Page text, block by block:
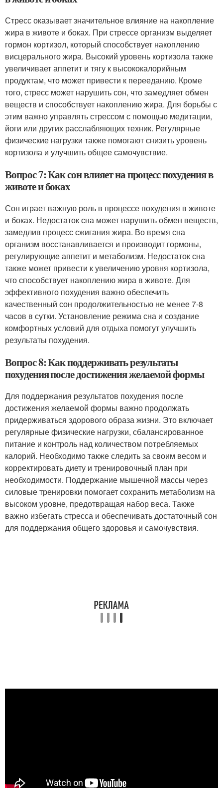
Стресс оказывает значительное влияние на накопление
жира в животе и боках. При стрессе организм выделяет
гормон кортизол, который способствует накоплению
висцерального жира. Высокий уровень кортизола также
увеличивает аппетит и тягу к высококалорийным
продуктам, что может привести к перееданию. Кроме
того, стресс может нарушить сон, что замедляет обмен
веществ и способствует накоплению жира. Для борьбы с
этим важно управлять стрессом с помощью медитации,
йоги или других расслабляющих техник. Регулярные
физические нагрузки также помогают снизить уровень
кортизола и улучшить общее самочувствие.
Вопрос 7: Как сон влияет на процесс похудения в
животе и боках
Сон играет важную роль в процессе похудения в животе
и боках. Недостаток сна может нарушить обмен веществ,
замедлив процесс сжигания жира. Во время сна
организм восстанавливается и производит гормоны,
регулирующие аппетит и метаболизм. Недостаток сна
также может привести к увеличению уровня кортизола,
что способствует накоплению жира в животе. Для
эффективного похудения важно обеспечить
качественный сон продолжительностью не менее 7-8
часов в сутки. Установление режима сна и создание
комфортных условий для отдыха помогут улучшить
результаты похудения.
Вопрос 8: Как поддерживать результаты
похудения после достижения желаемой формы
Для поддержания результатов похудения после
достижения желаемой формы важно продолжать
придерживаться здорового образа жизни. Это включает
регулярные физические нагрузки, сбалансированное
питание и контроль над количеством потребляемых
калорий. Необходимо также следить за своим весом и
корректировать диету и тренировочный план при
необходимости. Поддержание мышечной массы через
силовые тренировки помогает сохранить метаболизм на
высоком уровне, предотвращая набор веса. Также
важно избегать стресса и обеспечивать достаточный сон
для поддержания общего здоровья и самочувствия.